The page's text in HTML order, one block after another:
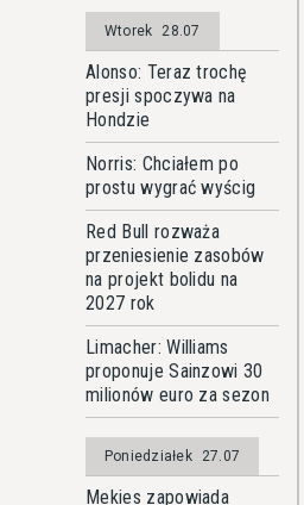
Wtorek 28.07
Alonso: Teraz trochę
presji spoczywa na
Hondzie
Norris: Chciałem po
prostu wygrać wyścig
Red Bull rozważa
przeniesienie zasobów
na projekt bolidu na
2027 rok
Limacher: Williams
proponuje Sainzowi 30
milionów euro za sezon
Poniedziałek 27.07
Mekies zapowiada